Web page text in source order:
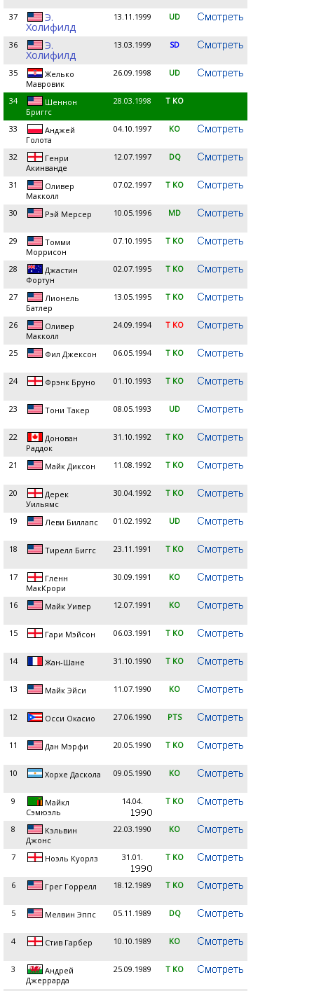
37 Э.
Холифилд
13.11.1999 UD
36 Э.
Холифилд
13.03.1999 SD
35
Желько
Мавровик
26.09.1998 UD
34
Шеннон
Бриггс
28.03.1998 T KO
33
Анджей
Голота
04.10.1997 KO
32
Генри
Акинванде
12.07.1997 DQ
31
Оливер
Макколл
07.02.1997 T KO
30 Рэй Мерсер 10.05.1996 MD
29
Томми
Моррисон
07.10.1995 T KO
28
Джастин
Фортун
02.07.1995 T KO
27
Лионель
Батлер
13.05.1995 T KO
26
Оливер
Макколл
24.09.1994 T KO
25 Фил Джексон 06.05.1994 T KO
24 Фрэнк Бруно 01.10.1993 T KO
23 Тони Такер 08.05.1993 UD
22
Донован
Раддок
31.10.1992 T KO
21 Майк Диксон 11.08.1992 T KO
20
Дерек
Уильямс
30.04.1992 T KO
19 Леви Биллапс 01.02.1992 UD
18 Тирелл Биггс 23.11.1991 T KO
17
Гленн
МакКрори
30.09.1991 KO
16 Майк Уивер 12.07.1991 KO
15 Гари Мэйсон 06.03.1991 T KO
14 Жан-Шане 31.10.1990 T KO
13 Майк Эйси 11.07.1990 KO
12 Осси Окасио 27.06.1990 PTS
11 Дан Мэрфи 20.05.1990 T KO
10 Хорхе Даскола 09.05.1990 KO
9
Майкл
Сэмюэль
14.04. T KO
8
Кэльвин
Джонс
22.03.1990 KO
7 Ноэль Куорлз 31.01. T KO
6 Грег Горрелл 18.12.1989 T KO
5 Мелвин Эппс 05.11.1989 DQ
4 Стив Гарбер 10.10.1989 KO
3
Андрей
Джеррарда
25.09.1989 T KO